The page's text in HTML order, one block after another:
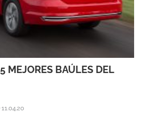
MEJORES BAÚLES DEL
11.04.20